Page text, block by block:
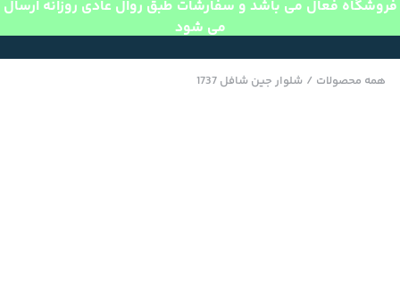
فروشگاه فعال می باشد و سفارشات طبق روال عادی روزانه ارسال
می شود
همه محصولات / شلوار جین شافل 1737